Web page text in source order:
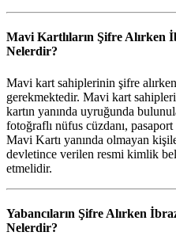
Mavi Kartlıların Şifre Alırken
Nelerdir?
Mavi kart sahiplerinin şifre
gerekmektedir. Mavi kart
kartın yanında uyruğunda
fotoğraflı nüfus cüzdanı,
Mavi Kartı yanında olmayan
devletince verilen resmi kimlik
etmelidir.
Yabancıların Şifre Alırken
Nelerdir?